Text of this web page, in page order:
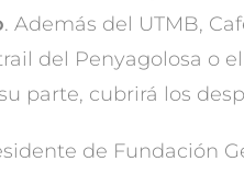
. Además del UTMB,
del Penyagolosa o
parte, cubrirá los
de Fundación